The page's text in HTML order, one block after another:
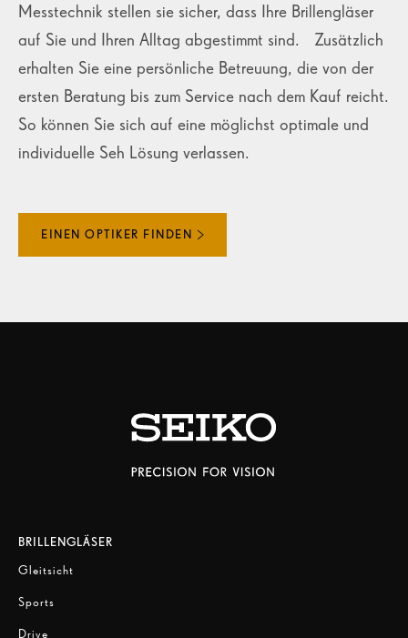
Messtechnik stellen sie sicher, dass Ihre Brillengläser
auf Sie und Ihren Alltag abgestimmt sind. Zusätzlich
erhalten Sie eine persönliche Betreuung, die von der
ersten Beratung bis zum Service nach dem Kauf reicht.
So können Sie sich auf eine möglichst optimale und
individuelle Seh Lösung verlassen.
EINEN OPTIKER FINDEN
BRILLENGLÄSER
Gleitsicht
Sports
Drive